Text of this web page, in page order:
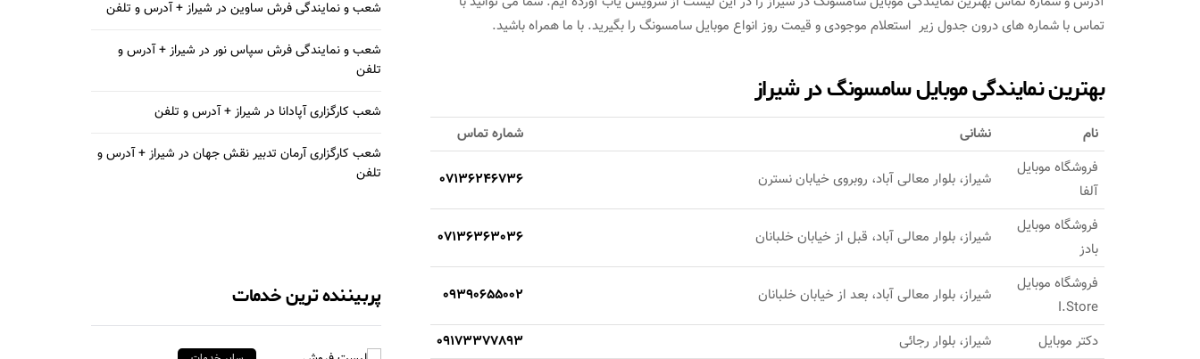
تماس با شماره های درون جدول زیر استعلام موجودی و قیمت روز انواع موبایل سامسونگ را بگیرید. با ما همراه باشید.
بهترین نمایندگی موبایل سامسونگ در شیراز
نام نشانی
شماره تماس
فروشگاه موبایل
آلفا
شیراز، بلوار معالی آباد، روبروی خیابان نسترن 07136246736
فروشگاه موبایل
بادز
شیراز، بلوار معالی آباد، قبل از خیابان خلبانان 07136363036
فروشگاه موبایل
I.Store
شیراز، بلوار معالی آباد، بعد از خیابان خلبانان 09390655002
دکتر موبایل شیراز، بلوار رجائی
09173377893
شعب و نمایندگی فرش ساوین در شیراز + آدرس و تلفن
شعب و نمایندگی فرش سپاس نور در شیراز + آدرس و
تلفن
شعب کارگزاری آپادانا در شیراز + آدرس و تلفن
شعب کارگزاری آرمان تدبیر نقش جهان در شیراز + آدرس و
تلفن
پربیننده ترین خدمات